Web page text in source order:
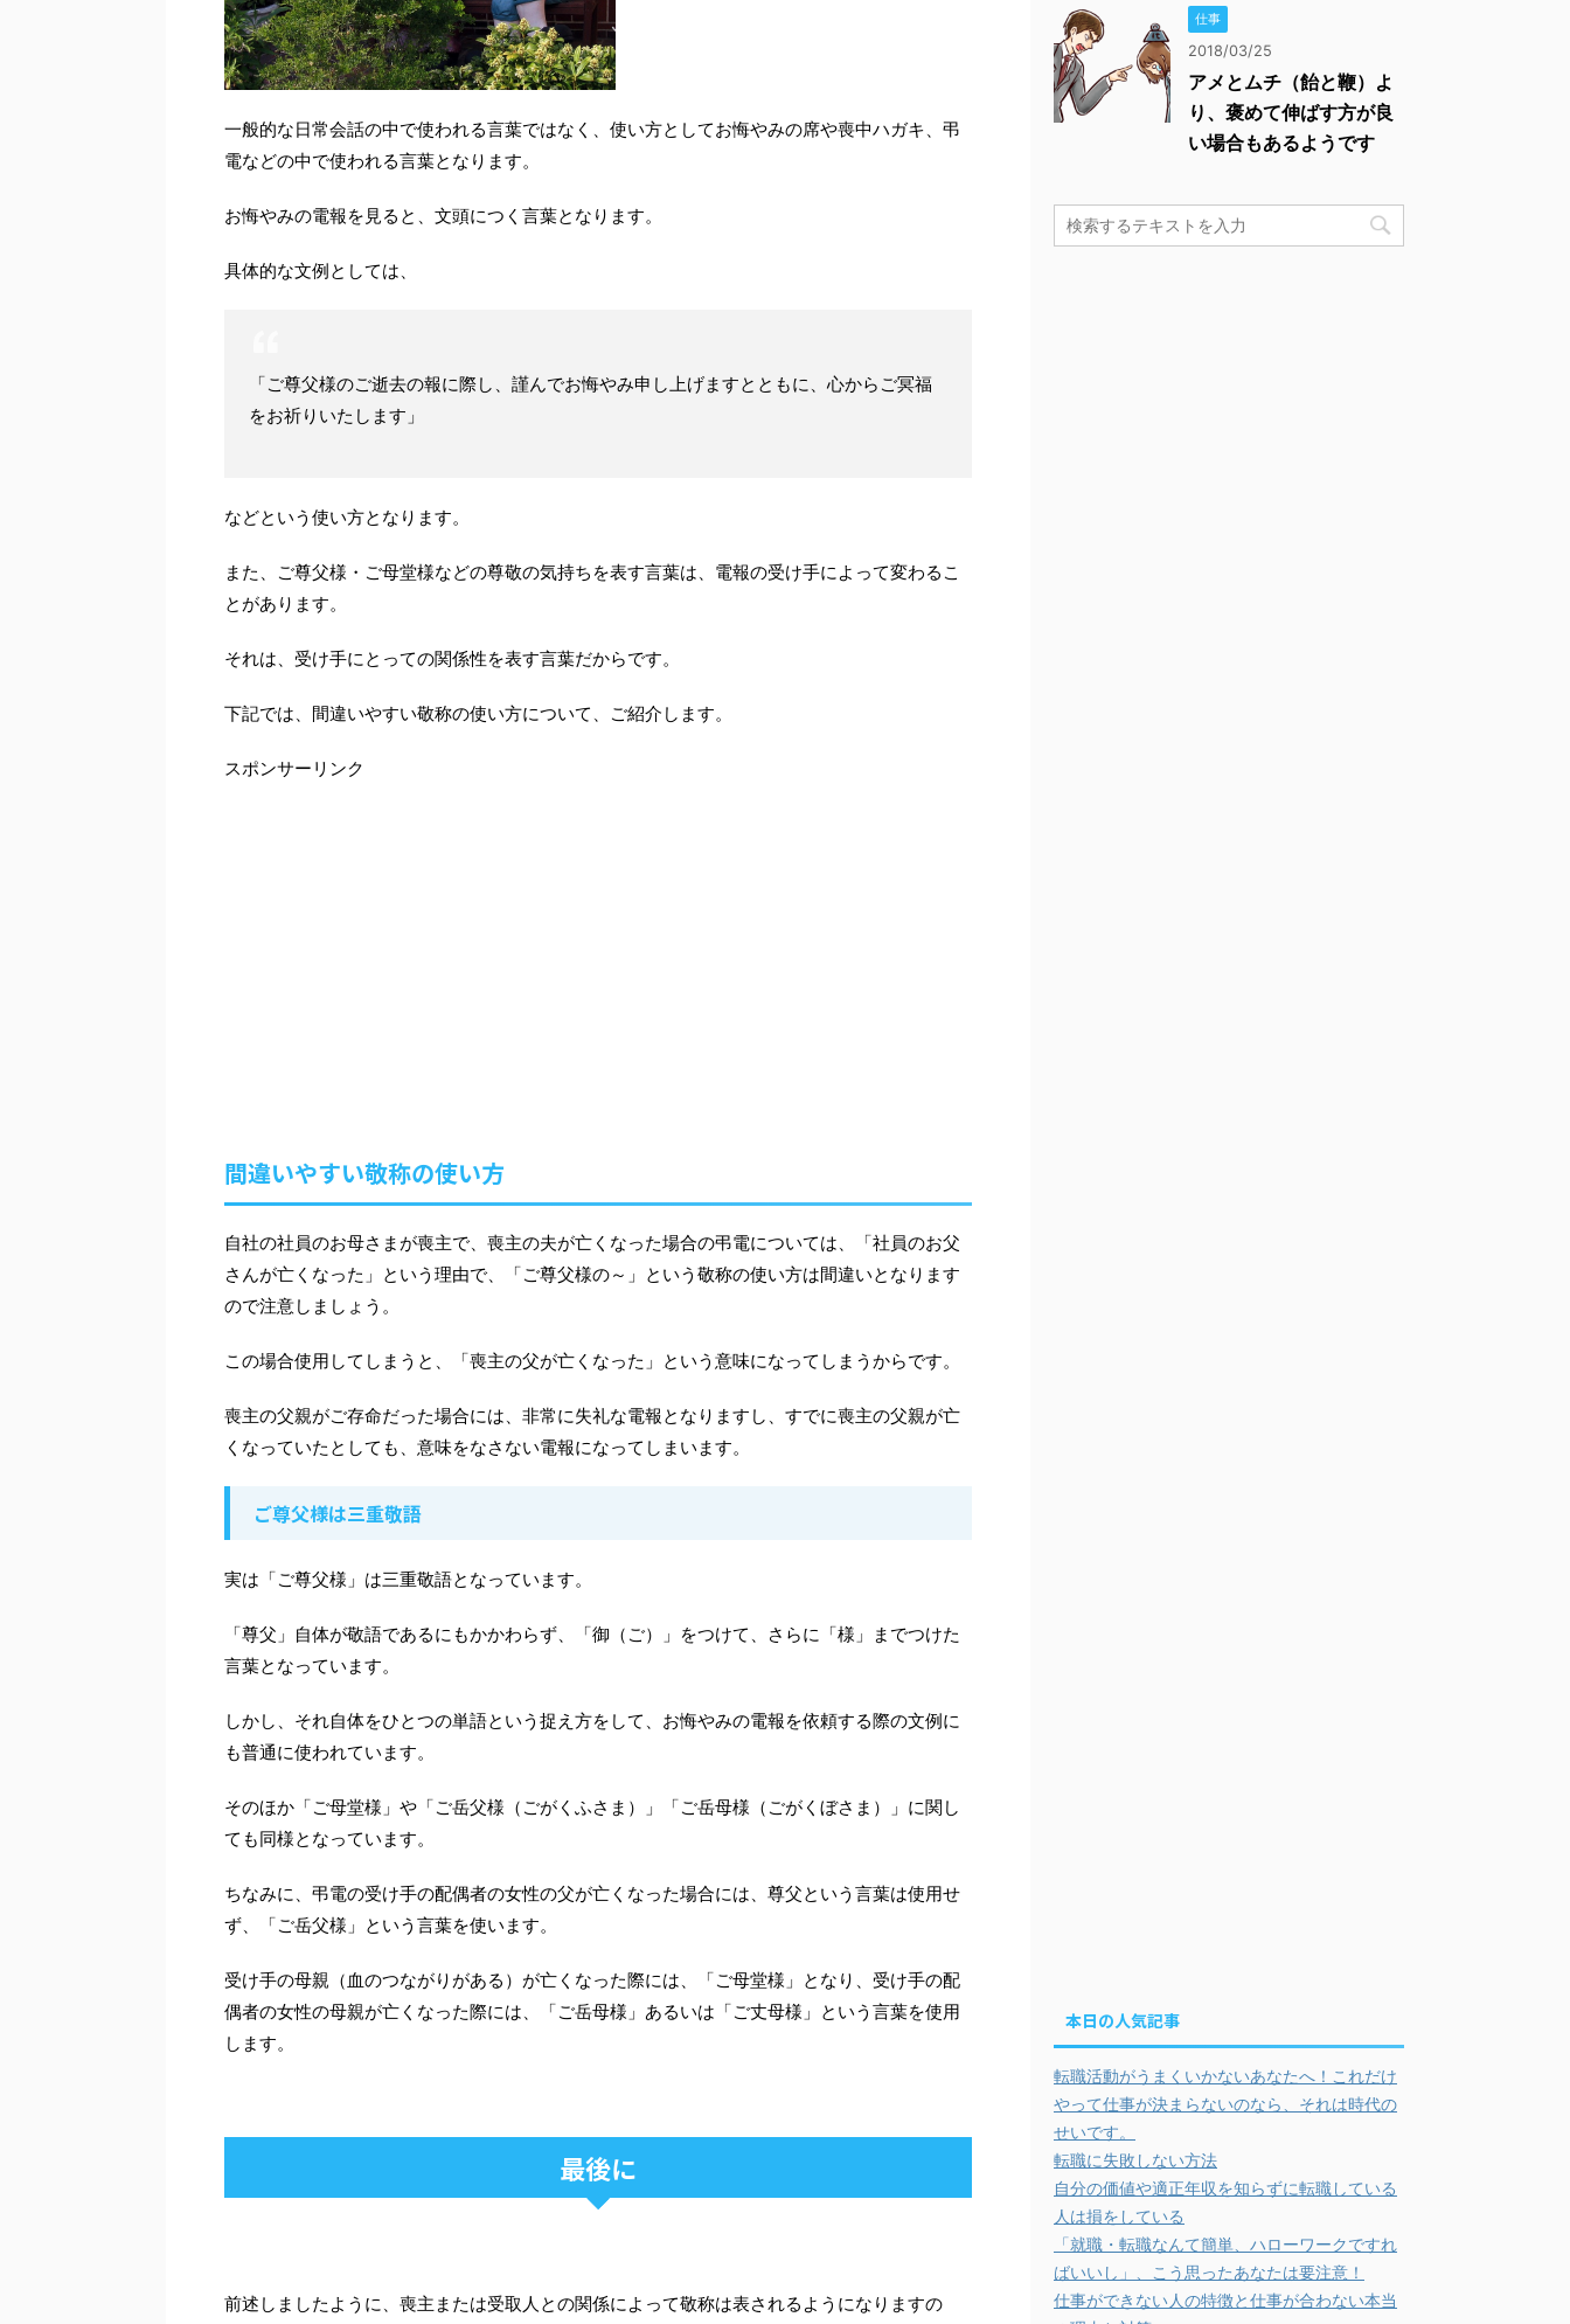
一般的な日常会話の中で使われる言葉ではなく、使い方としてお悔やみの席や喪中ハガキ、弔
電などの中で使われる言葉となります。
お悔やみの電報を見ると、文頭につく言葉となります。
具体的な文例としては、
「ご尊父様のご逝去の報に際し、謹んでお悔やみ申し上げますとともに、心からご冥福
をお祈りいたします」
などという使い方となります。
また、ご尊父様・ご母堂様などの尊敬の気持ちを表す言葉は、電報の受け手によって変わるこ
とがあります。
それは、受け手にとっての関係性を表す言葉だからです。
下記では、間違いやすい敬称の使い方について、ご紹介します。
スポンサーリンク
間違いやすい敬称の使い方
自社の社員のお母さまが喪主で、喪主の夫が亡くなった場合の弔電については、「社員のお父
さんが亡くなった」という理由で、「ご尊父様の～」という敬称の使い方は間違いとなります
ので注意しましょう。
この場合使用してしまうと、「喪主の父が亡くなった」という意味になってしまうからです。
喪主の父親がご存命だった場合には、非常に失礼な電報となりますし、すでに喪主の父親が亡
くなっていたとしても、意味をなさない電報になってしまいます。
ご尊父様は三重敬語
実は「ご尊父様」は三重敬語となっています。
「尊父」自体が敬語であるにもかかわらず、「御（ご）」をつけて、さらに「様」までつけた
言葉となっています。
しかし、それ自体をひとつの単語という捉え方をして、お悔やみの電報を依頼する際の文例に
も普通に使われています。
そのほか「ご母堂様」や「ご岳父様（ごがくふさま）」「ご岳母様（ごがくぼさま）」に関し
ても同様となっています。
ちなみに、弔電の受け手の配偶者の女性の父が亡くなった場合には、尊父という言葉は使用せ
ず、「ご岳父様」という言葉を使います。
受け手の母親（血のつながりがある）が亡くなった際には、「ご母堂様」となり、受け手の配
偶者の女性の母親が亡くなった際には、「ご岳母様」あるいは「ご丈母様」という言葉を使用
します。
最後に
前述しましたように、喪主または受取人との関係によって敬称は表されるようになりますの
仕事
2018/03/25
アメとムチ（飴と鞭）よ
り、褒めて伸ばす方が良
い場合もあるようです
本日の人気記事
転職活動がうまくいかないあなたへ！これだけ
やって仕事が決まらないのなら、それは時代の
せいです。
転職に失敗しない方法
自分の価値や適正年収を知らずに転職している
人は損をしている
「就職・転職なんて簡単、ハローワークですれ
ばいいし」、こう思ったあなたは要注意！
仕事ができない人の特徴と仕事が合わない本当